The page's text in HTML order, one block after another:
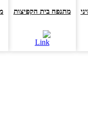
מתנפח בית הקפיצות